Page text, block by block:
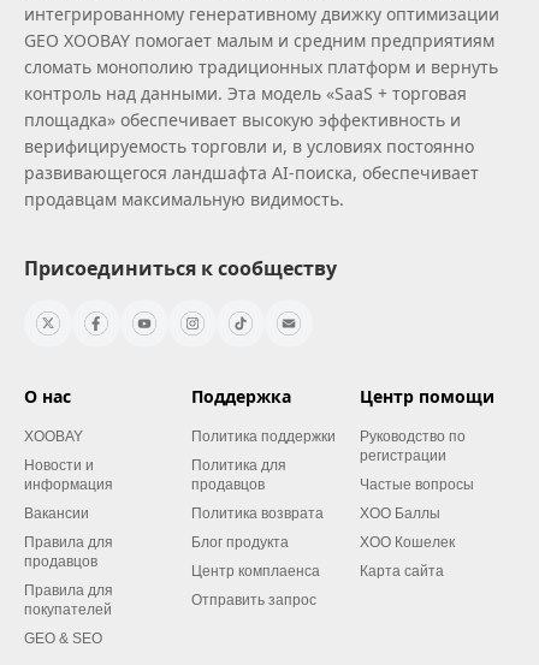
интегрированному генеративному движку оптимизации
GEO XOOBAY помогает малым и средним предприятиям
сломать монополию традиционных платформ и вернуть
контроль над данными. Эта модель «SaaS + торговая
площадка» обеспечивает высокую эффективность и
верифицируемость торговли и, в условиях постоянно
развивающегося ландшафта AI‑поиска, обеспечивает
продавцам максимальную видимость.
Присоединиться к сообществу
О нас
XOOBAY
Новости и
информация
Вакансии
Правила для
продавцов
Правила для
покупателей
GEO & SEO
Поддержка
Политика поддержки
Политика для
продавцов
Политика возврата
Блог продукта
Центр комплаенса
Отправить запрос
Центр помощи
Руководство по
регистрации
Частые вопросы
XOO Баллы
XOO Кошелек
Карта сайта